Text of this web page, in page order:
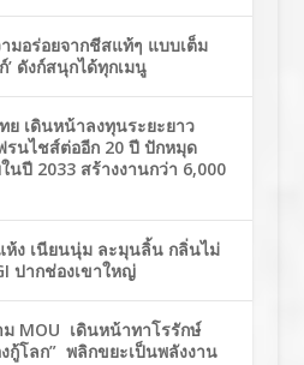
มอร่อยจากชีสแท้ๆ แบบเต็ม
ดังก์สนุกได้ทุกเมนู
ย เดินหน้าลงทุนระยะยาว
นไชส์ต่ออีก 20 ปี ปักหมุด
นปี 2033 สร้างงานกว่า 6,000
ห้ง เนียนนุ่ม ละมุนลิ้น กลิ่นไม่
ปากช่องเขาใหญ่
MOU เดินหน้าทาโรรักษ์
กู้โลก” พลิกขยะเป็นพลังงาน